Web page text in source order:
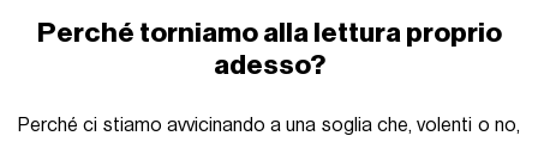
Perché torniamo alla lettura proprio
adesso?
Perché ci stiamo avvicinando a una soglia che, volenti o no,